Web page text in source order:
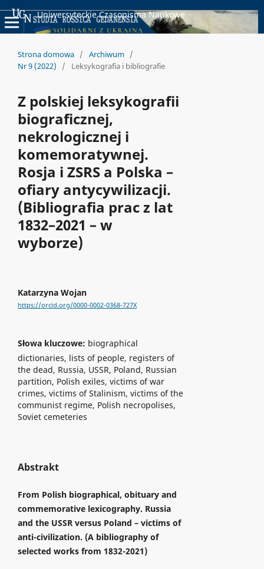
Uniwersyteckie Czasopisma Naukowe
Strona domowa / Archiwum /
Nr 9 (2022)
/ Leksykografia i bibliografie
Z polskiej leksykografii
biograficznej,
nekrologicznej i
komemoratywnej.
Rosja i ZSRS a Polska –
ofiary antycywilizacji.
(Bibliografia prac z lat
1832–2021 – w
wyborze)
Katarzyna Wojan
https://orcid.org/0000-0002-0368-727X
Słowa kluczowe: biographical
dictionaries, lists of people, registers of
the dead, Russia, USSR, Poland, Russian
partition, Polish exiles, victims of war
crimes, victims of Stalinism, victims of the
communist regime, Polish necropolises,
Soviet cemeteries
Abstrakt
From Polish biographical, obituary and
commemorative lexicography. Russia
and the USSR versus Poland – victims of
anti-civilization. (A bibliography of
selected works from 1832-2021)